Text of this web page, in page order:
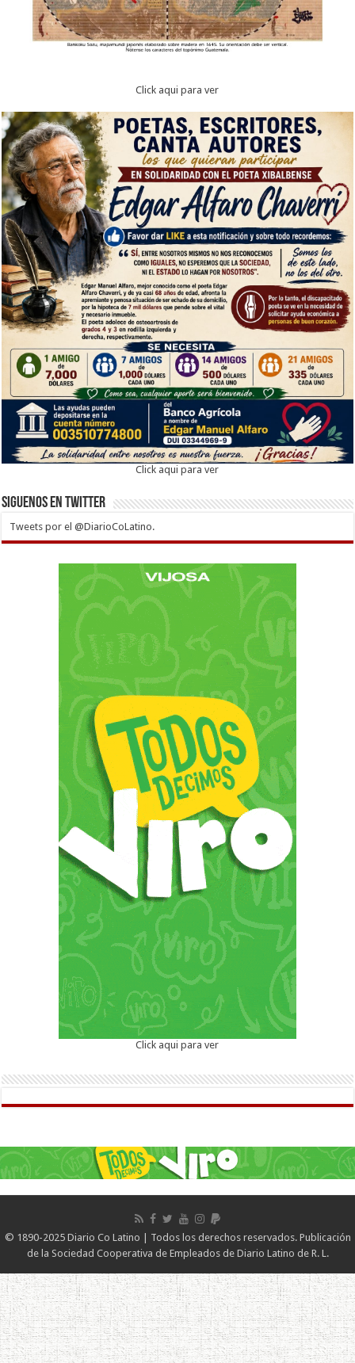
Click aqui para ver
Click aqui para ver
Siguenos en twitter
Tweets por el @DiarioCoLatino.
Click aqui para ver
© 1890-2025 Diario Co Latino | Todos los derechos reservados. Publicación
de la Sociedad Cooperativa de Empleados de Diario Latino de R. L.